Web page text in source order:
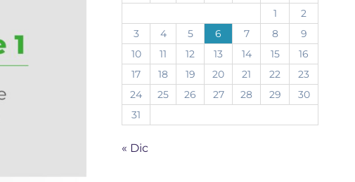
1
2
3
4 5 6 7 8
9
10
11 12 13 14 15
16
17
18 19 20 21 22
23
24
25 26 27 28 29
30
31
« Dic